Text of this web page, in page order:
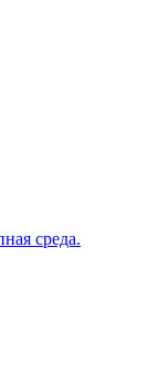
среда.